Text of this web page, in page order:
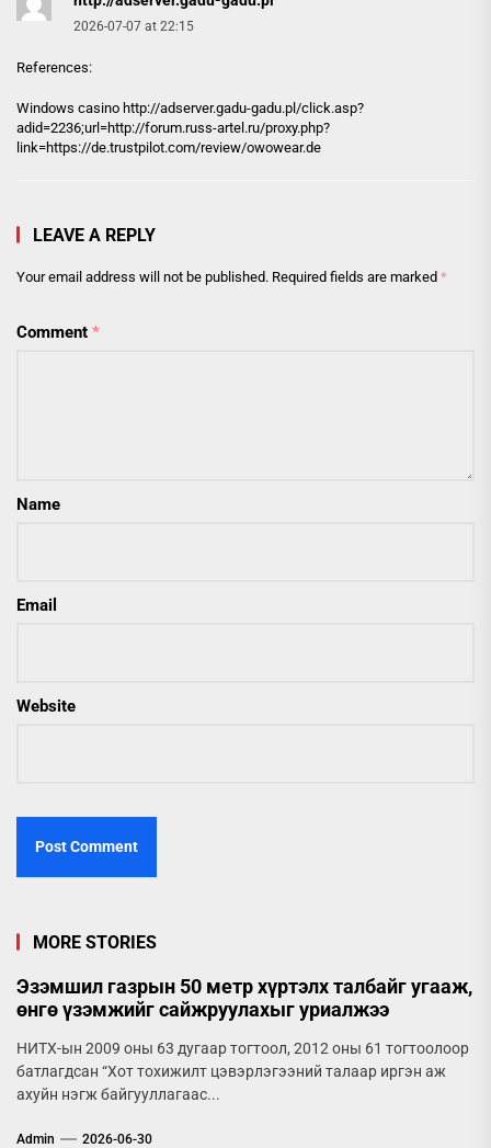
2026-07-07 at 22:15
References:
Windows casino http://adserver.gadu-gadu.pl /click.asp?
adid=2236;url=http://forum.russ-artel.ru/proxy.php?
link=https://de.trustpilot.com/review/owowear.de
LEAVE A REPLY
Your email address will not be published. Required fields are marked *
Comment *
Name
Email
Website
MORE STORIES
Эзэмшил газрын 50 метр хүртэлх талбайг угааж,
өнгө үзэмжийг сайжруулахыг уриалжээ
НИТХ-ын 2009 оны 63 дугаар тогтоол, 2012 оны 61 тогтоолоор
батлагдсан “Хот тохижилт цэвэрлэгээний талаар иргэн аж
ахуйн нэгж байгууллагаас...
Admin 2026-06-30